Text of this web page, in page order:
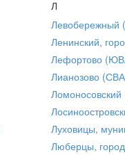
Л
Ленинский,
Лефортово
Лианозово
Луховицы,
Люберцы,